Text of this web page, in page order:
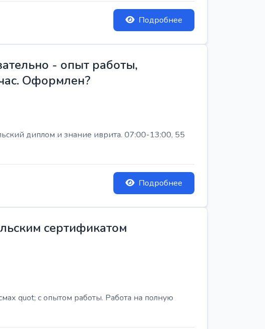
Подробнее
- опыт работы,
Оформлен?
диплом и знание иврита. 07:00-13:00, 55
Подробнее
сертификатом
quot; с опытом работы. Работа на полную